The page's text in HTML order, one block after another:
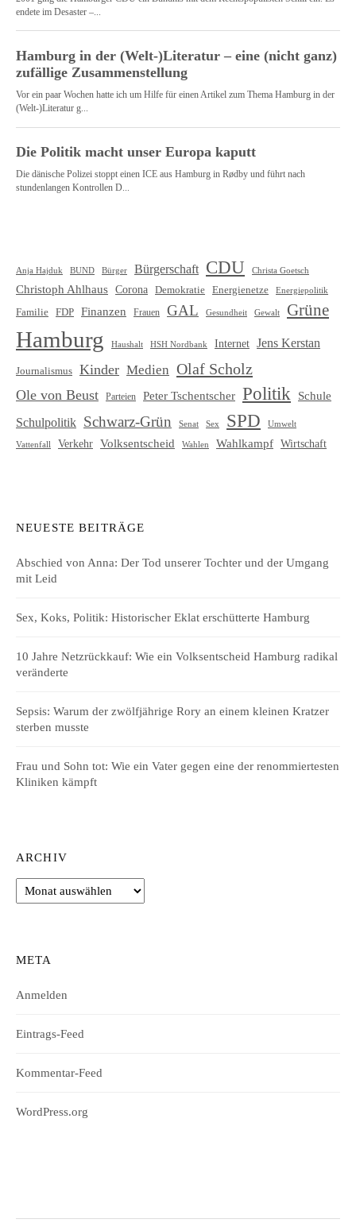
Anja Hajduk BUND Bürger Bürgerschaft CDU Christa Goetsch
Christoph Ahlhaus Corona Demokratie Energienetze Energiepolitik
Familie FDP Finanzen Frauen GAL Gesundheit Gewalt Grüne
Hamburg Haushalt HSH Nordbank Internet Jens Kerstan
Journalismus Kinder Medien Olaf Scholz
Ole von Beust Parteien Peter Tschentscher Politik
Schule
Schulpolitik Schwarz-Grün Senat Sex SPD Umwelt
Vattenfall Verkehr Volksentscheid Wahlen Wahlkampf Wirtschaft
NEUESTE BEITRÄGE
Abschied von Anna: Der Tod unserer Tochter und der Umgang
mit Leid
Sex, Koks, Politik: Historischer Eklat erschütterte Hamburg
10 Jahre Netzrückkauf: Wie ein Volksentscheid Hamburg radikal
veränderte
Sepsis: Warum der zwölfjährige Rory an einem kleinen Kratzer
sterben musste
Frau und Sohn tot: Wie ein Vater gegen eine der renommiertesten
Kliniken kämpft
ARCHIV
Archiv
META
Anmelden
Eintrags-Feed
Kommentar-Feed
WordPress.org